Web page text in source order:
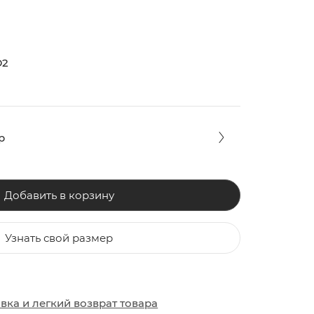
ОБУВЬ
ОБУВЬ
Добавить в корзину
Узнать свой размер
илегкий возврат товара